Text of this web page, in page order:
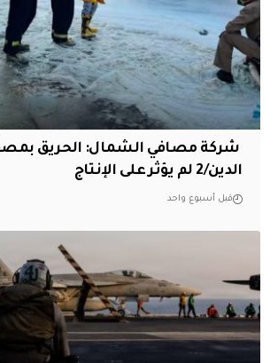
شركة مصافي الشمال: الحريق
الدين/2 لم يؤثر على الإنتاج
قبل أسبوع واحد